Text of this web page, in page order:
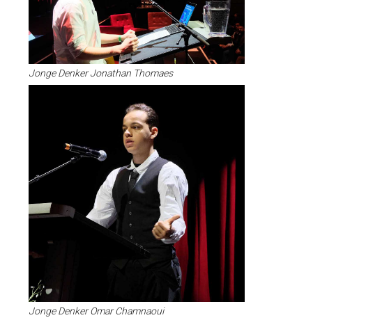
Jonge Denker Jonathan Thomaes
Jonge Denker Omar Chamnaoui